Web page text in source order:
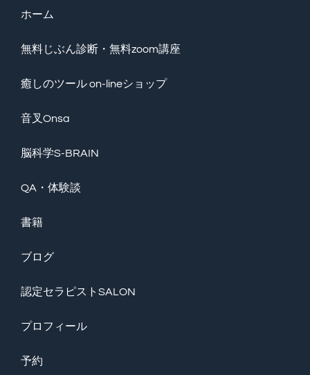
ホーム
無料じぶん診断・無料zoom講座
癒しのツール on-lineショップ
音叉Onsa
脳科学S-BRAIN
QA・体験談
書籍
ブログ
認定セラピストSALON
プロフィール
予約